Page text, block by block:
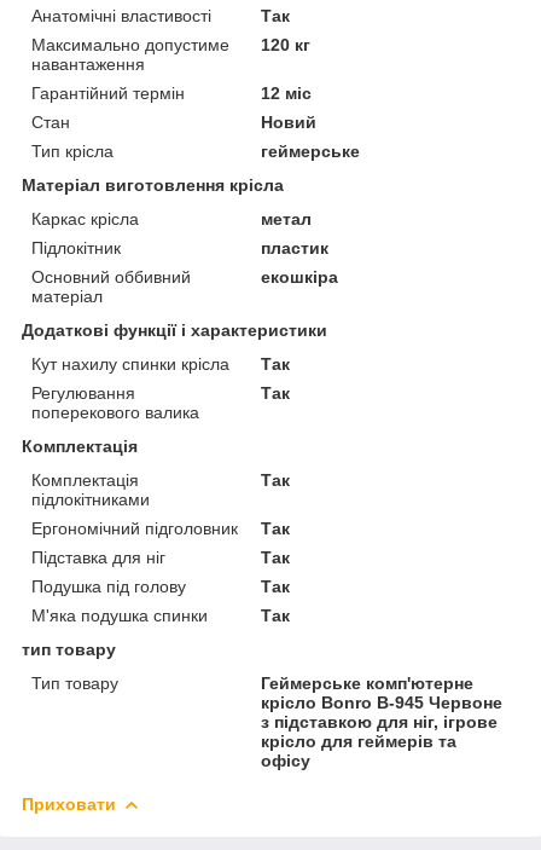
Анатомічні властивості
Так
Максимально допустиме
навантаження
120 кг
Гарантійний термін
12 міс
Стан
Новий
Тип крісла
геймерське
Матеріал виготовлення крісла
Каркас крісла
метал
Підлокітник
пластик
Основний оббивний
матеріал
екошкіра
Додаткові функції і характеристики
Кут нахилу спинки крісла
Так
Регулювання
поперекового валика
Так
Комплектація
Комплектація
підлокітниками
Так
Ергономічний підголовник
Так
Підставка для ніг
Так
Подушка під голову
Так
М'яка подушка спинки
Так
тип товару
Тип товару
Геймерське комп'ютерне
крісло Bonro B-945 Червоне
з підставкою для ніг, ігрове
крісло для геймерів та
офісу
Приховати